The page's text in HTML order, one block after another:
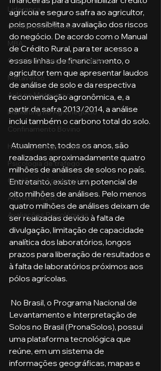
Liderança
Gestão de Pessoas
MBA
Gestão de Segurança Publica
Metaverso
Aula no Metaverso
Marketing no Agronegócio
Confinamento Bovino
Holding no Agronegócio
Psicologia de tráfego
Gestão do Agronegócio
Administração
Avaliações Psicológicas
agrícola e seguro safra ao agricultor,
pois possibilita a avaliação dos riscos
do negócio. De acordo com o Manual
de Crédito Rural, para ter acesso a
essas linhas de financiamento, o
agricultor tem que apresentar laudos
de análise de solo e da respectiva
recomendação agronômica, e, a
partir da safra 2013/2014, a análise
inclui também o carbono total do solo.
Atualmente, todos os anos, são
realizadas aproximadamente quatro
milhões de análises de solos no país.
Entretanto, existe um potencial de
oito milhões de análises. Pelo menos
quatro milhões de análises deixam de
ser realizadas devido à falta de
divulgação, limitação de capacidade
analítica dos laboratórios, longos
prazos para liberação de resultados e
à falta de laboratórios próximos aos
pólos agrícolas.
Levantamento e Interpretação de
Solos no Brasil (PronaSolos), possui
uma plataforma tecnológica que
reúne, em um sistema de
informações geográficas, mapas e